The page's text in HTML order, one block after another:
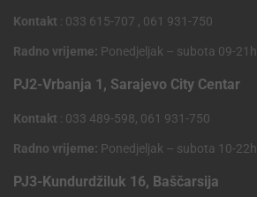
Kontakt : 033 615-707 , 061 931-750
Radno vrijeme: Ponedjeljak – subota 09-21h
PJ2-Vrbanja 1, Sarajevo City Centar
Kontakt : 033 489-598, 061 931-750
Radno vrijeme: Ponedjeljak – subota 10-22h
PJ3-Kundurdžiluk 16, Baščarsija